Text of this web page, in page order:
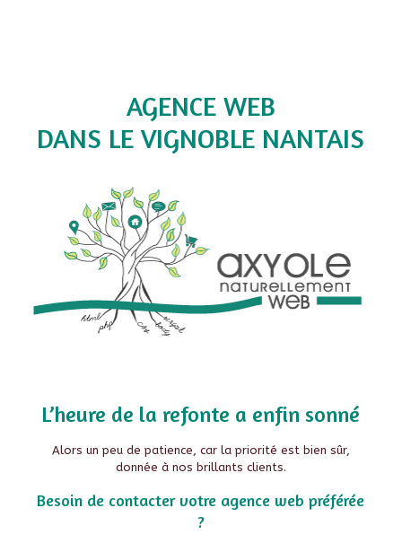
AGENCE WEB
DANS LE VIGNOBLE NANTAIS
L’heure de la refonte a enfin sonné
Alors un peu de patience, car la priorité est bien sûr,
donnée à nos brillants clients.
Besoin de contacter votre agence web préférée
?